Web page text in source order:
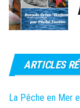
ARTICLES
La Pêche en Mer